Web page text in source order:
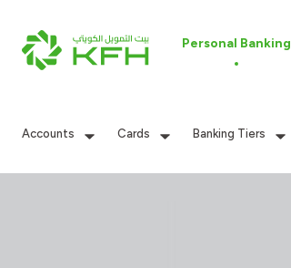
Personal Banking
Accounts Cards Banking Tiers